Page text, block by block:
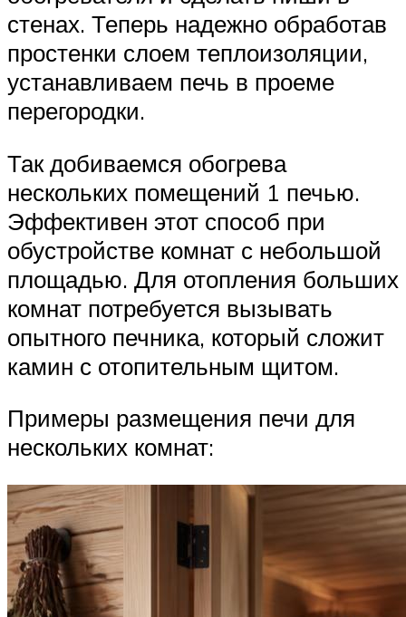
стенах. Теперь надежно обработав
простенки слоем теплоизоляции,
устанавливаем печь в проеме
перегородки.
Так добиваемся обогрева
нескольких помещений 1 печью.
Эффективен этот способ при
обустройстве комнат с небольшой
площадью. Для отопления больших
комнат потребуется вызывать
опытного печника, который сложит
камин с отопительным щитом.
Примеры размещения печи для
нескольких комнат: